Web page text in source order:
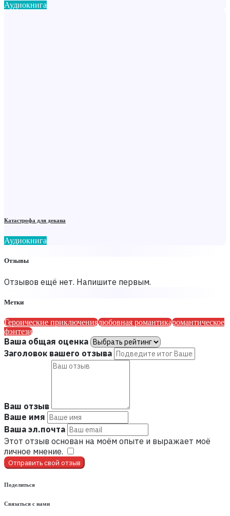
Аудиокнига
Катастрофа для декана
Аудиокнига
Отзывы
Отзывов ещё нет. Напишите первым.
Метки
Героические приключениялюбовная романтикаромантическое
фэнтези
Ваша общая оценка
Заголовок вашего отзыва
Ваш отзыв
Ваше имя
Ваша эл.почта
Этот отзыв основан на моём опыте и выражает моё
личное мнение.
Отправить свой отзыв
Поделиться
Связаться с нами